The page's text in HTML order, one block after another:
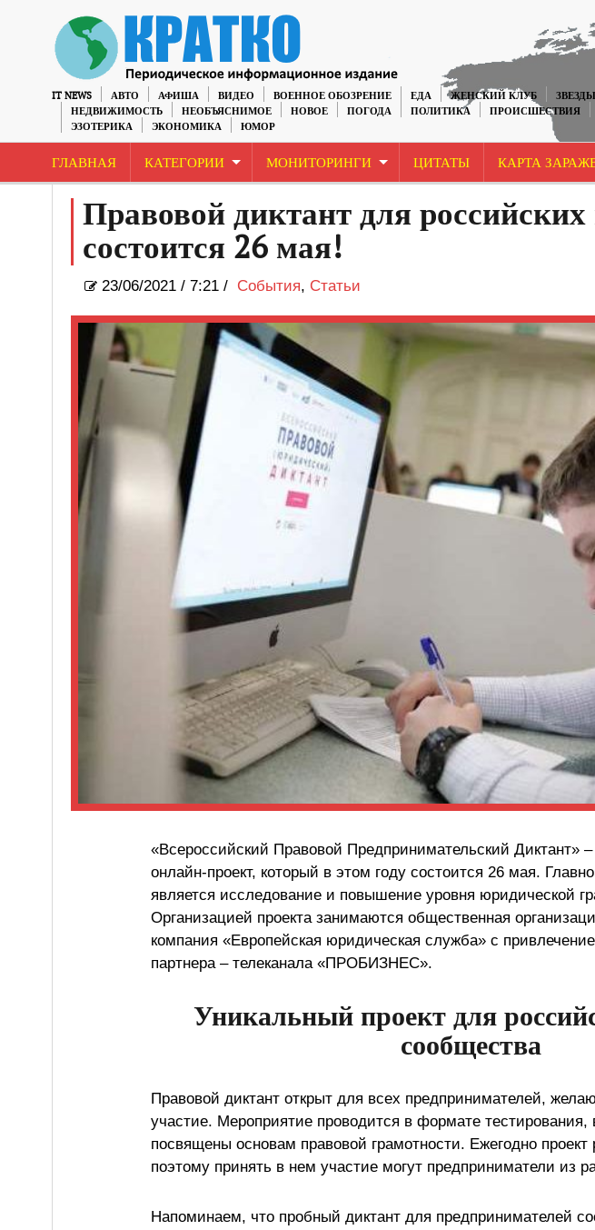
IT NEWS АВТО АФИША ВИДЕО ВОЕННОЕ ОБОЗРЕНИЕ ЕДА ЖЕНСКИЙ КЛУБ ЗВЕЗДЫ
НЕДВИЖИМОСТЬ
НЕОБЪЯСНИМОЕ НОВОЕ ПОГОДА ПОЛИТИКА ПРОИСШЕСТВИЯ
ЭЗОТЕРИКА
ЭКОНОМИКА ЮМОР
ГЛАВНАЯ КАТЕГОРИИ МОНИТОРИНГИ ЦИТАТЫ КАРТА
Правовой диктант для
состоится 26 мая!
23/06/2021/ 7:21 / События, Статьи
«Всероссийский Правовой Предпринимательский Диктант»
онлайн-проект, который в этом году состоится 26 мая.
является исследование и повышение уровня юридической
Организацией проекта занимаются общественная
компания «Европейская юридическая служба» с
партнера – телеканала «ПРОБИЗНЕС».
Уникальный проект для
сообщества
Правовой диктант открыт для всех предпринимателей,
участие. Мероприятие проводится в формате тестирования,
посвящены основам правовой грамотности. Ежегодно проект
поэтому принять в нем участие могут предприниматели из
Напоминаем, что пробный диктант для предпринимателей